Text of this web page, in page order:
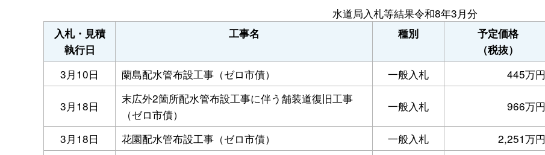
水道局入札等結果令和8年3月分
入札・見積
執行日
工事名 種別
予定価格
（税抜）
3月10日 蘭島配水管布設工事（ゼロ市債） 一般入札 445万円
3月18日
末広外2箇所配水管布設工事に伴う舗装道復旧工事
（ゼロ市債）
一般入札 966万円
3月18日 花園配水管布設工事（ゼロ市債） 一般入札 2,251万円